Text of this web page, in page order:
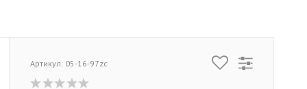
Артикул: 05-16-97zc